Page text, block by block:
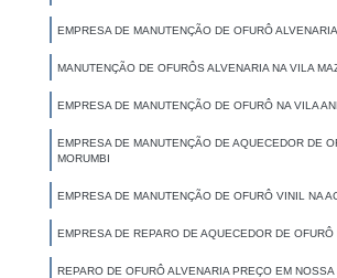
EMPRESA DE MANUTENÇÃO DE OFURÔ
MANUTENÇÃO DE OFURÔS ALVENARIA NA VILA
EMPRESA DE MANUTENÇÃO DE OFURÔ NA VILA
EMPRESA DE MANUTENÇÃO DE AQUECEDOR DE
MORUMBI
EMPRESA DE MANUTENÇÃO DE OFURÔ VINIL NA
EMPRESA DE REPARO DE AQUECEDOR DE
REPARO DE OFURÔ ALVENARIA PREÇO EM